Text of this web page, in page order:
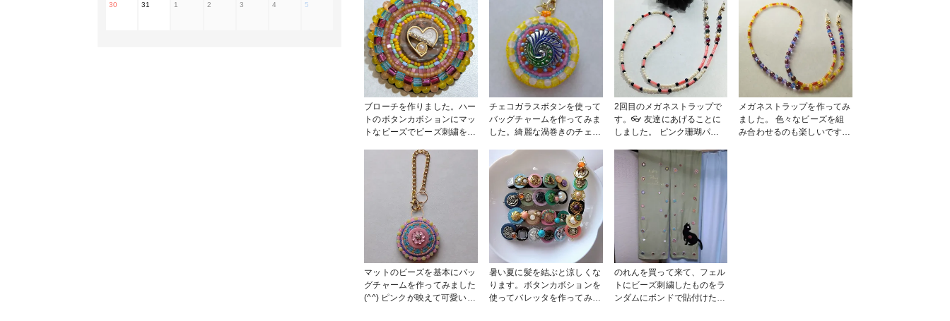
30 31 1 2 3 4 5
色で似合ってました😅📿✨ #
アクセサリー部 #その他 #メ
ガネストラップ #マスクスト
ラップ
り、ブローチピンとネックレ
スチェーンを付けました💎
コFPサファイアレッド、イ
エローで縁取りしました。縁
取りのビーズにラインが入っ
ているのが可愛いです🥰🍀
スクエアビーズで縁取りして
ます。 #ビーズ刺繍 #ブロー
チ #パーツクラブ #ファンれ
ぽ_partsclub
ブローチを作りました。ハー
トのボタンカボションにマッ
トなビーズでビーズ刺繍をし
しました。 裏は合皮をブラ
ンケットステッチで縫い付け
てます。 ピンは回転ピンを
縫い付けてます。
チェコガラスボタンを使って
バッグチャームを作ってみま
した。綺麗な渦巻きのチェコ
ます✨ #小物・雑貨 #ビーズ
刺繍
2回目のメガネストラップで
す。👓 友達にあげることに
しました。 ピンク珊瑚パイ
してるかな❓メガネ留め具を
取るとマスクストラップにな
るので、便利です👓➿😷 #
ファンれぽ_partsclub
メガネストラップを作ってみ
ました。 色々なビーズを組
み合わせるのも楽しいですね
マットのビーズを基本にバッ
グチャームを作ってみました
(^^) ピンクが映えて可愛いか
暑い夏に髪を結ぶと涼しくな
ります。ボタンカボションを
使ってバレッタを作ってみま
のれんを買って来て、フェル
トにビーズ刺繍したものをラ
ンダムにボンドで貼付けたも